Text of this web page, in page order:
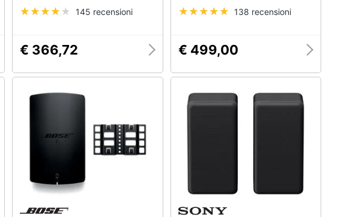
145 recensioni
€ 366,72
Nero
138 recensioni
€ 499,00